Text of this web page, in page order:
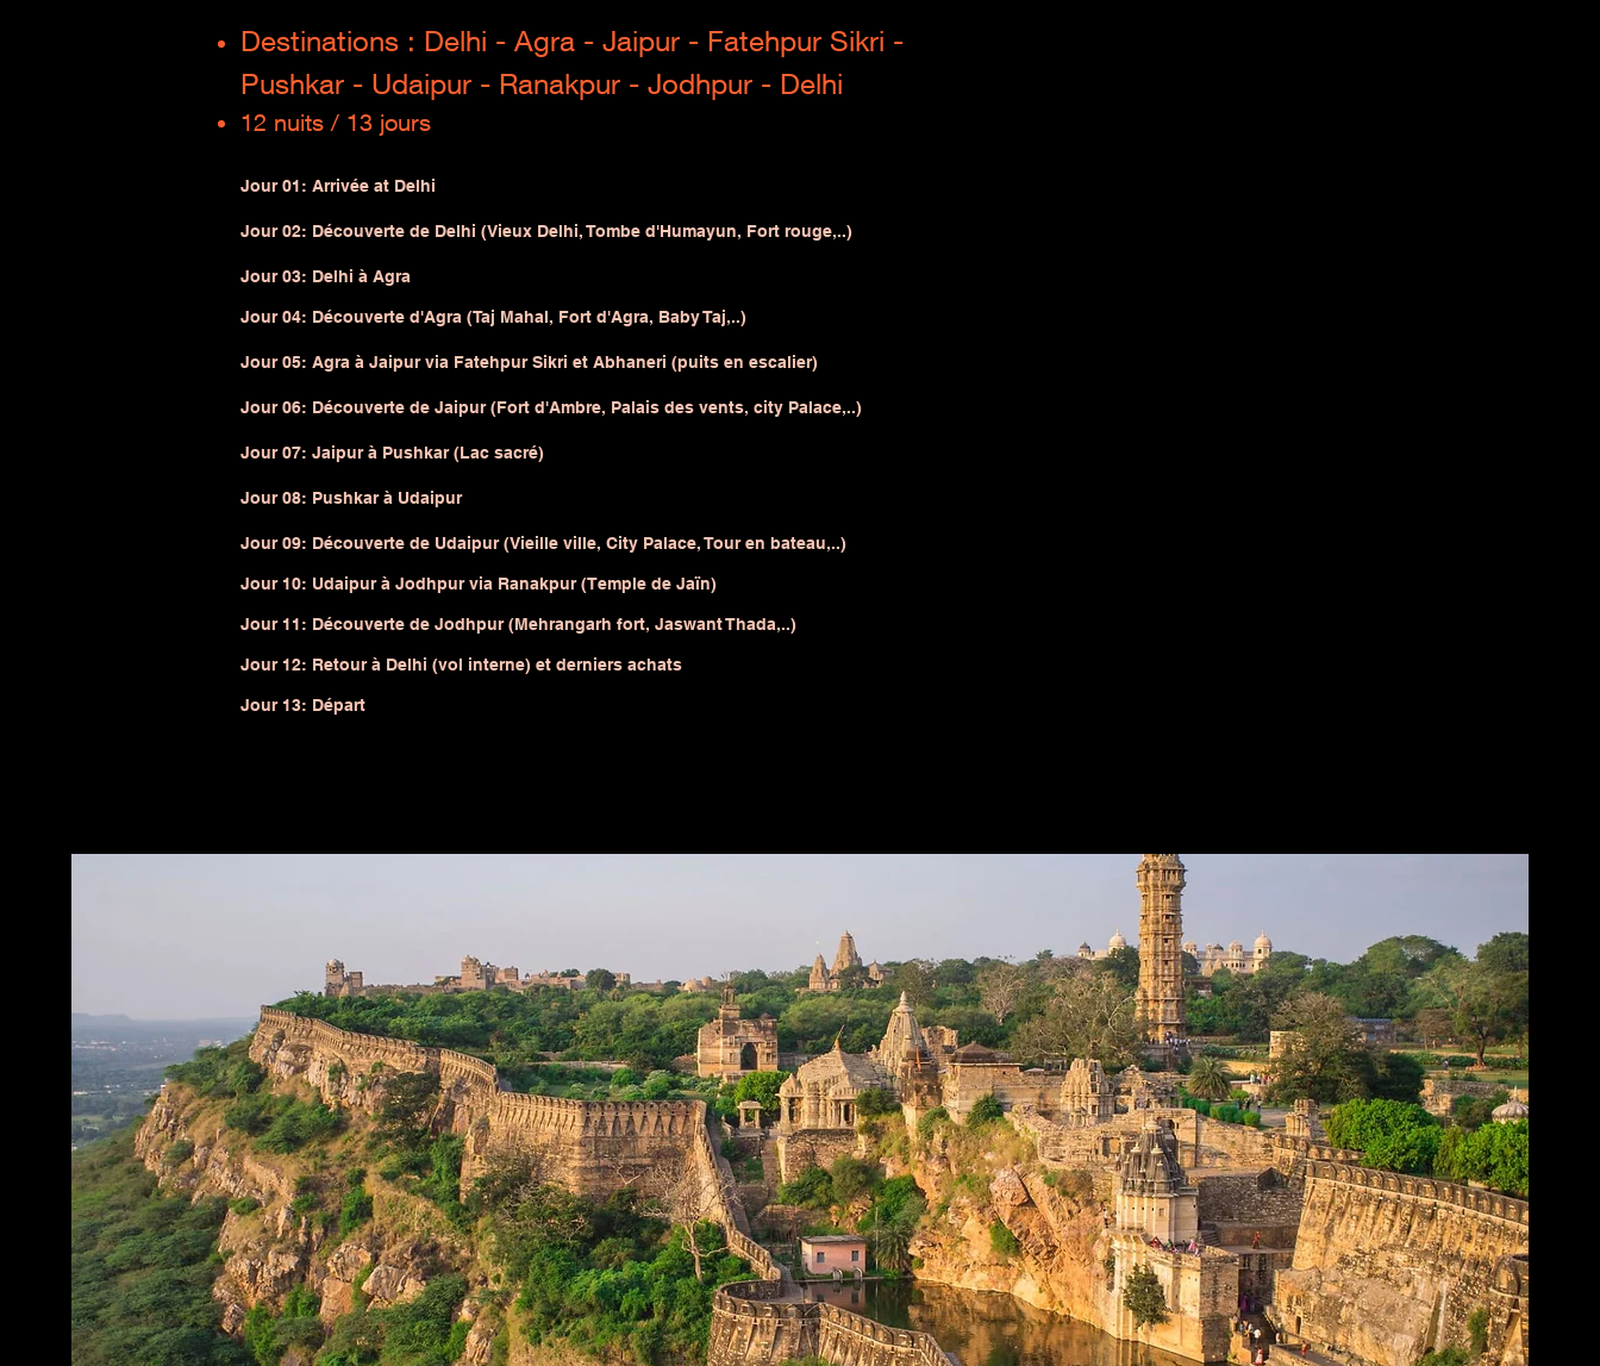
Destinations : Delhi - Agra - Jaipur - Fatehpur Sikri -
Pushkar - Udaipur - Ranakpur - Jodhpur - Delhi
12 nuits / 13 jours
Jour 01: Arrivée at Delhi
Jour 02: Découverte de Delhi (Vieux Delhi, Tombe d'Humayun, Fort rouge,..)
Jour 03: Delhi à Agra
Jour 04: Découverte d'Agra (Taj Mahal, Fort d'Agra, Baby Taj,..)
Jour 05: Agra à Jaipur via Fatehpur Sikri et Abhaneri (puits en escalier)
Jour 06: Découverte de Jaipur (Fort d'Ambre, Palais des vents, city Palace,..)
Jour 07: Jaipur à Pushkar (Lac sacré)
Jour 08: Pushkar à Udaipur
Jour 09: Découverte de Udaipur (Vieille ville, City Palace, Tour en bateau,..)
Jour 10: Udaipur à Jodhpur via Ranakpur (Temple de Jaïn)
Jour 11: Découverte de Jodhpur (Mehrangarh fort, Jaswant Thada,..)
Jour 12: Retour à Delhi (vol interne) et derniers achats
Jour 13: Départ